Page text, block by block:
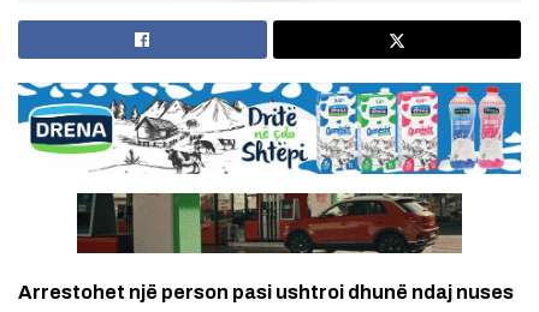
Arrestohet një person pasi ushtroi dhunë ndaj nuses